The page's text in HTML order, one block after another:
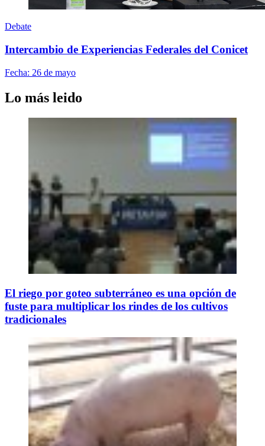
Debate
Intercambio de Experiencias Federales del Conicet
Fecha: 26 de mayo
Lo más leido
El riego por goteo subterráneo es una opción de
fuste para multiplicar los rindes de los cultivos
tradicionales